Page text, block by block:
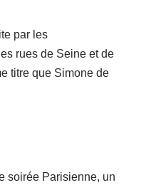
par les
rues de Seine et de
titre que Simone de
soirée Parisienne, un